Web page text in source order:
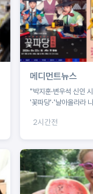
메디먼트뉴스
"박지훈·변우석 신인
'꽃파당'·'날아올라라
2시간전